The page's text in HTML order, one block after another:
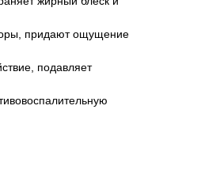
придают ощущение
подавляет